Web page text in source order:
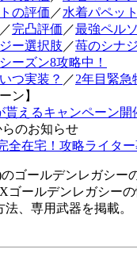
の評価 ／水着パペッ
／完凸評価 ／最強ペル
ー選択肢 ／苺のシナ
ーズン8攻略中！
つ実装？ ／2年目緊急
ン】
貰えるキャンペーン開
らのお知らせ
全在宅！攻略ライター
ゴールデンレガシー
ゴールデンレガシーの
、専用武器を掲載。